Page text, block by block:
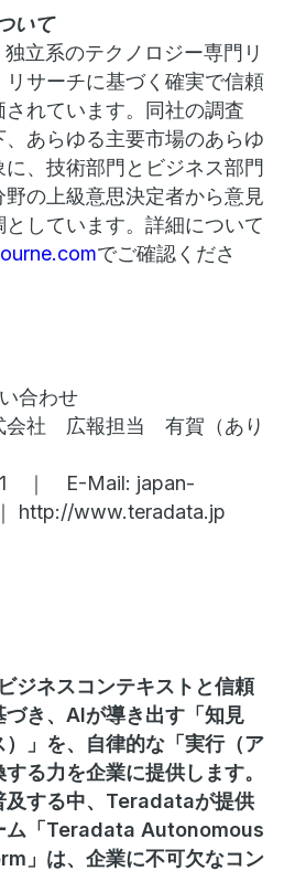
いて
立系のテクノロジー専門リ
サーチに基づく確実で信頼
れています。同社の調査
あらゆる主要市場のあらゆ
、技術部門とビジネス部門
の上級意思決定者から意見
しています。詳細について
でご確認くださ
合わせ
会社 広報担当 有賀（あり
｜ E-Mail: japan-
http://www.teradata.jp
ジネスコンテキストと信頼
き、AIが導き出す「知見
）」を、自律的な「実行（ア
る力を企業に提供します。
及する中、Teradataが提供
ム「Teradata Autonomous
」は、企業に不可欠なコン